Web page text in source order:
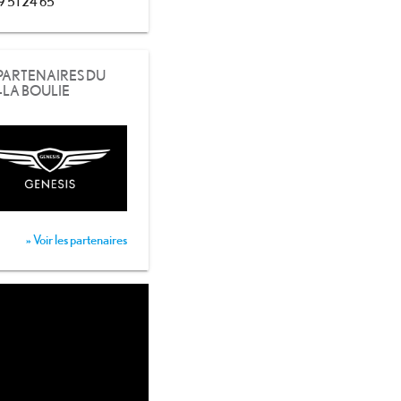
DU
LA BOULIE
» Voir les partenaires